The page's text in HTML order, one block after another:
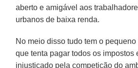
aberto e amigável aos
urbanos de baixa renda.
No meio disso tudo tem o
que tenta pagar todos os impostos
injustiçado pela competição do